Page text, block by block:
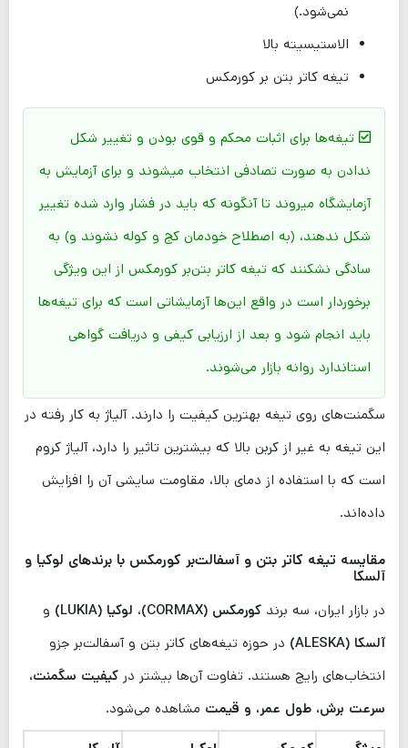
نمی‌شود.)
الاستیسیته بالا
تیغه کاتر بتن بر کورمکس
تیغه‌ها برای اثبات محکم و قوی بودن و تغییر شکل
ندادن به صورت تصادفی انتخاب میشوند و برای آزمایش به
آزمایشگاه میروند تا آنگونه که باید در فشار وارد شده تغییر
شکل ندهند، (به اصطلاح خودمان کج و کوله نشوند و) به
سادگی نشکنند که تیغه کاتر بتن‌بر کورمکس از این ویژگی
برخوردار است در واقع این‌ها آزمایشاتی است که برای تیغه‌ها
باید انجام شود و بعد از ارزیابی کیفی و دریافت گواهی
استاندارد روانه بازار می‌شوند.
سگمنت‌های روی تیغه بهترین کیفیت را دارند. آلیاژ به کار رفته در
این تیغه به غیر از کربن بالا که بیشترین تاثیر را دارد، آلیاژ کروم
است که با استفاده از دمای بالا، مقاومت سایشی آن را افزایش
داده‌اند.
مقایسه تیغه کاتر بتن و آسفالت‌بر کورمکس با برندهای لوکیا و
آلسکا
در بازار ایران، سه برند کورمکس (CORMAX) ، لوکیا (LUKIA)
و
آلسکا (ALESKA)
در حوزه تیغه‌های کاتر بتن و آسفالت‌بر جزو
انتخاب‌های رایج هستند. تفاوت آن‌ها بیشتر در کیفیت سگمنت،
سرعت برش، طول عمر، و قیمت مشاهده می‌شود.